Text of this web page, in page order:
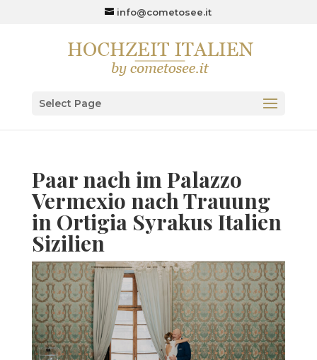
info@cometosee.it
Select Page
Paar nach im Palazzo
Vermexio nach Trauung
in Ortigia Syrakus Italien
Sizilien